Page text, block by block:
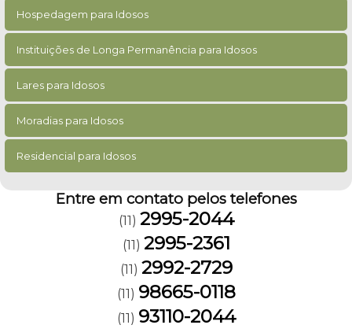
Hospedagem para Idosos
Instituições de Longa Permanência para Idosos
Lares para Idosos
Moradias para Idosos
Residencial para Idosos
Entre em contato pelos telefones
(11) 2995-2044
(11) 2995-2361
(11) 2992-2729
(11) 98665-0118
(11) 93110-2044